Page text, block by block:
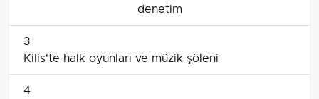
denetim
3
Kilis'te halk oyunları ve müzik şöleni
4